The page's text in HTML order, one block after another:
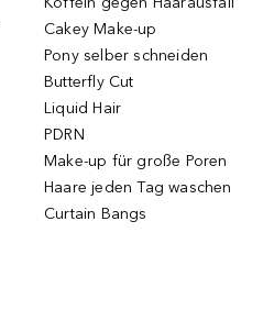
Cakey Make-up
Pony selber schneiden
Butterfly Cut
Liquid Hair
PDRN
Make-up für große Poren
Haare jeden Tag waschen
Curtain Bangs